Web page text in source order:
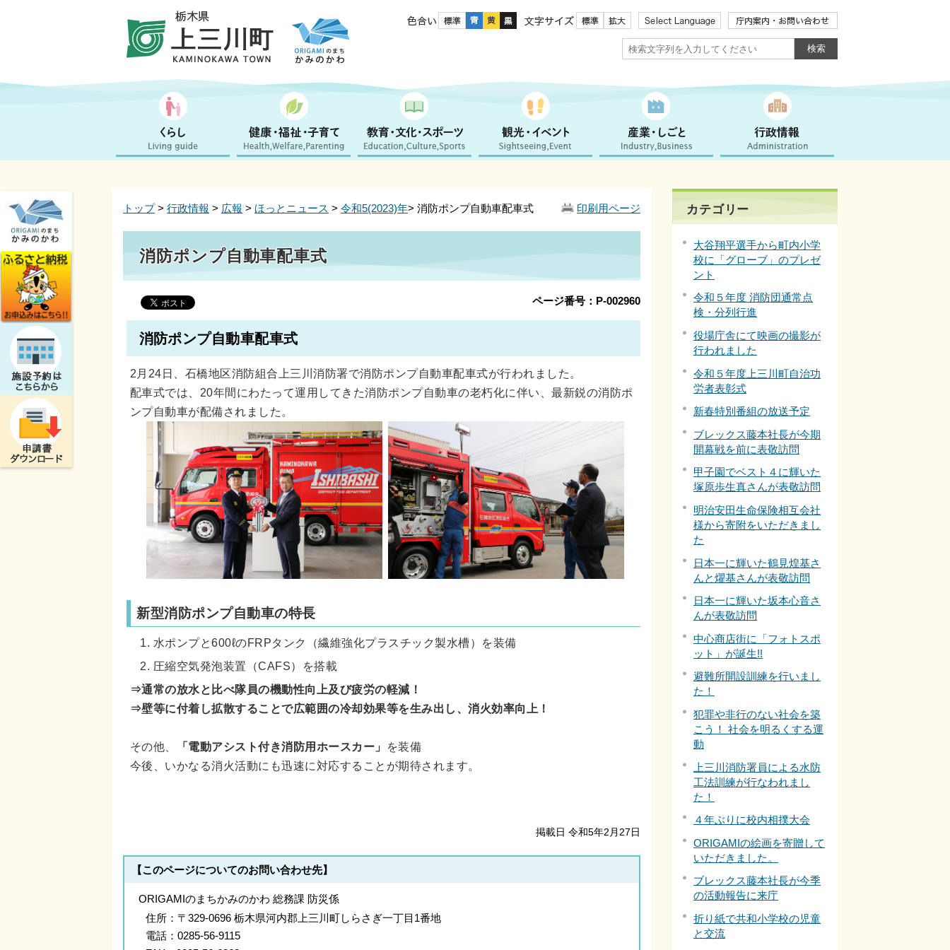
色合い 文字サイズ
印刷用ページ
トップ> 行政情報 > 広報 > ほっとニュース > 令和5(2023)年> 消防ポンプ自動車配車式
消防ポンプ自動車配車式
ページ番号：P-002960
消防ポンプ自動車配車式
2月24日、石橋地区消防組合上三川消防署で消防ポンプ自動車配車式が行われました。
配車式では、20年間にわたって運用してきた消防ポンプ自動車の老朽化に伴い、最新鋭の消防ポ
ンプ自動車が配備されました。
新型消防ポンプ自動車の特長
水ポンプと600ℓのFRPタンク（繊維強化プラスチック製水槽）を装備
圧縮空気発泡装置（CAFS）を搭載
⇒通常の放水と比べ隊員の機動性向上及び疲労の軽減！
⇒壁等に付着し拡散することで広範囲の冷却効果等を生み出し、消火効率向上！
その他、 「電動アシスト付き消防用ホースカー」
を装備
今後、いかなる消火活動にも迅速に対応することが期待されます。
掲載日 令和5年2月27日
【このページについてのお問い合わせ先】
ORIGAMIのまちかみのかわ 総務課 防災係
住所： 〒329-0696 栃木県河内郡上三川町しらさぎ一丁目1番地
電話： 0285-56-9115
カテゴリー
大谷翔平選手から町内小学
校に「グローブ」のプレゼ
ント
令和５年度 消防団通常点
検・分列行進
役場庁舎にて映画の撮影が
行われました
令和５年度上三川町自治功
労者表彰式
新春特別番組の放送予定
ブレックス藤本社長が今期
開幕戦を前に表敬訪問
甲子園でベスト４に輝いた
塚原歩生真さんが表敬訪問
明治安田生命保険相互会社
様から寄附をいただきまし
た
日本一に輝いた鶴見煌基さ
んと燿基さんが表敬訪問
日本一に輝いた坂本心音さ
んが表敬訪問
中心商店街に「フォトスポ
ット」が誕生!!
避難所開設訓練を行いまし
た！
犯罪や非行のない社会を築
こう！ 社会を明るくする運
動
上三川消防署員による水防
工法訓練が行なわれまし
た！
４年ぶりに校内相撲大会
ORIGAMIの絵画を寄贈して
いただきました。
ブレックス藤本社長が今季
の活動報告に来庁
折り紙で共和小学校の児童
と交流